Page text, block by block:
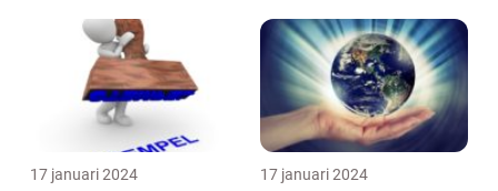
17 januari 2024 17 januari 2024